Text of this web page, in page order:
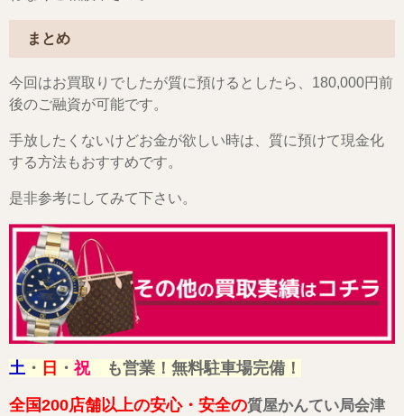
まとめ
今回はお買取りでしたが質に預けるとしたら、180,000円前
後のご融資が可能です。
手放したくないけどお金が欲しい時は、質に預けて現金化
する方法もおすすめです。
是非参考にしてみて下さい。
土 ・ 日 ・ 祝 も営業！無料駐車場完備！
全国200店舗以上の安心・安全の質屋かんてい局会津